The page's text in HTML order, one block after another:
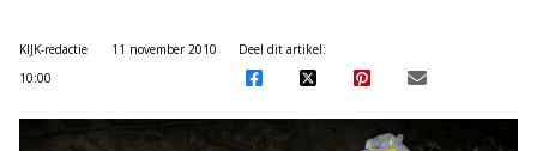
KIJK-redactie
11 november 2010
10:00
Deel dit artikel: